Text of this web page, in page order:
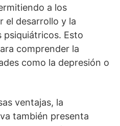
a los
el desarrollo y la
psiquiátricos. Esto
comprender la
como la depresión o
ventajas, la
también presenta